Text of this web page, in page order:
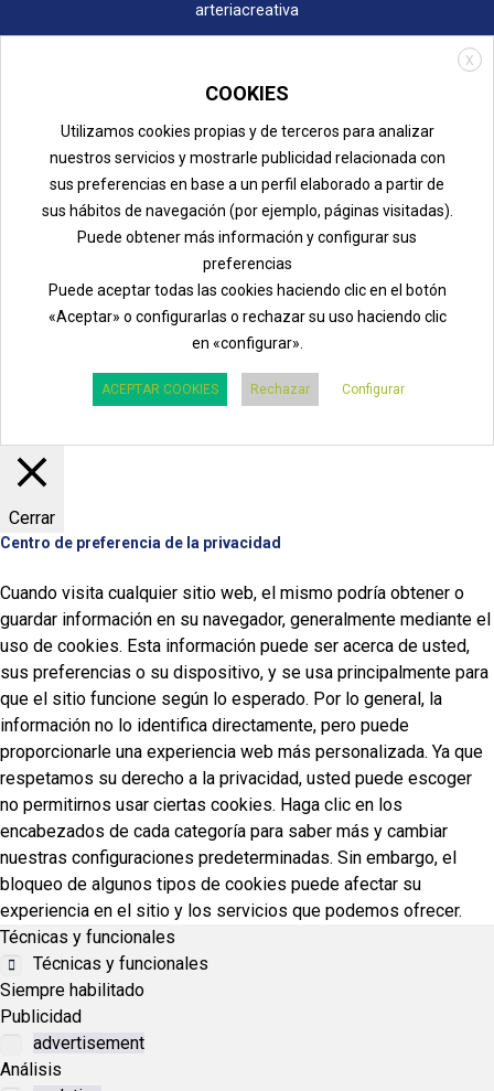
arteriacreativa
X
COOKIES
Utilizamos cookies propias y de terceros para analizar
nuestros servicios y mostrarle publicidad relacionada con
sus preferencias en base a un perfil elaborado a partir de
sus hábitos de navegación (por ejemplo, páginas visitadas).
Puede obtener más información y configurar sus
preferencias
Puede aceptar todas las cookies haciendo clic en el botón
«Aceptar» o configurarlas o rechazar su uso haciendo clic
en «configurar».
ACEPTAR COOKIES Rechazar Configurar
Cerrar
Centro de preferencia de la privacidad
Cuando visita cualquier sitio web, el mismo podría obtener o
guardar información en su navegador, generalmente mediante el
uso de cookies. Esta información puede ser acerca de usted,
sus preferencias o su dispositivo, y se usa principalmente para
que el sitio funcione según lo esperado. Por lo general, la
información no lo identifica directamente, pero puede
proporcionarle una experiencia web más personalizada. Ya que
respetamos su derecho a la privacidad, usted puede escoger
no permitirnos usar ciertas cookies. Haga clic en los
encabezados de cada categoría para saber más y cambiar
nuestras configuraciones predeterminadas. Sin embargo, el
bloqueo de algunos tipos de cookies puede afectar su
experiencia en el sitio y los servicios que podemos ofrecer.
Técnicas y funcionales
Técnicas y funcionales
Siempre habilitado
Publicidad
advertisement
Análisis